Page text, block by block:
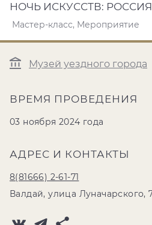
НОЧЬ ИСКУССТВ:
Мастер-класс, Мероприятие
Музей уездного города
ВРЕМЯ ПРОВЕДЕНИЯ
03 ноября 2024 года
АДРЕС И КОНТАКТЫ
8(81666) 2-61-71
Валдай, улица Луначарского,